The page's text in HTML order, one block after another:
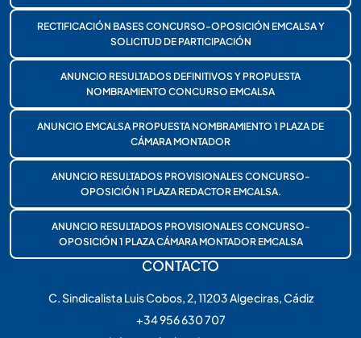
RECTIFICACIÓN BASES CONCURSO-OPOSICIÓN EMCALSA Y
SOLICITUD DE PARTICIPACIÓN
ANUNCIO RESULTADOS DEFINITIVOS Y PROPUESTA
NOMBRAMIENTO CONCURSO EMCALSA
ANUNCIO EMCALSA PROPUESTA NOMBRAMIENTO 1 PLAZA DE
CÁMARA MONTADOR
ANUNCIO RESULTADOS PROVISIONALES CONCURSO-
OPOSICIÓN 1 PLAZA REDACTOR EMCALSA.
ANUNCIO RESULTADOS PROVISIONALES CONCURSO-
OPOSICIÓN 1 PLAZA CÁMARA MONTADOR EMCALSA
CONTACTO
C. Sindicalista Luis Cobos, 2, 11203 Algeciras, Cádiz
+34 956 630 707